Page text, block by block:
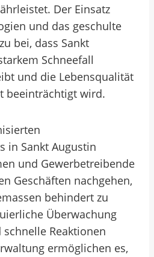
Der Einsatz
und das geschulte
bei, dass Sankt
Schneefall
und die Lebensqualität
beeinträchtigt wird.
in Sankt Augustin
und Gewerbetreibende
Geschäften nachgehen,
behindert zu
Überwachung
Reaktionen
ermöglichen es,